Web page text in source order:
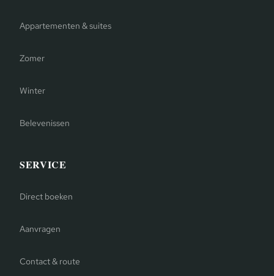
Appartementen & suites
Zomer
Winter
Belevenissen
SERVICE
Direct boeken
Aanvragen
Contact & route